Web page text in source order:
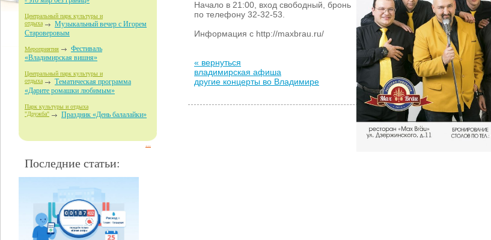
Центральный парк культуры и
отдыха
Музыкальный вечер с Игорем
Староверовым
Мероприятия
Фестиваль
«Владимирская вишня»
Центральный парк культуры и
отдыха
Тематическая программа
«Дарите ромашки любимым»
Парк культуры и отдыха
"Дружба" Праздник «День балалайки»
Последние статьи:
Начало в 21:00, вход свободный, бронь
по телефону 32-32-53.
Информация с http://maxbrau.ru/
« вернуться
владимирская афиша
другие концерты во Владимире